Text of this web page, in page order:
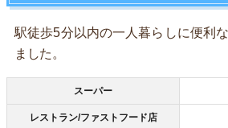
駅徒歩5分以内の一人暮らしに便利
ました。
スーパー
レストラン/ファストフード店